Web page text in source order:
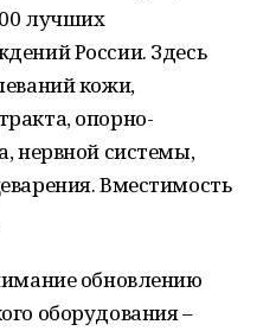
лучших
России. Здесь
кожи,
опорно-
нервной системы,
Вместимость
обновлению
оборудования –